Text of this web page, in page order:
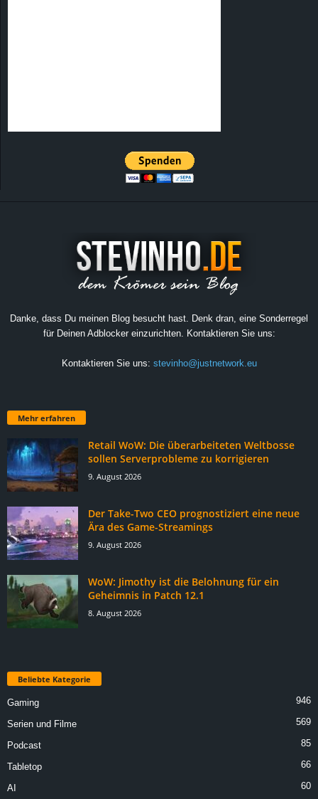
Danke, dass Du meinen Blog besucht hast. Denk dran, eine Sonderregel
für Deinen Adblocker einzurichten. Kontaktieren Sie uns:
Kontaktieren Sie uns: stevinho@justnetwork.eu
Mehr erfahren
Retail WoW: Die überarbeiteten Weltbosse
sollen Serverprobleme zu korrigieren
9. August 2026
Der Take-Two CEO prognostiziert eine neue
Ära des Game-Streamings
9. August 2026
WoW: Jimothy ist die Belohnung für ein
Geheimnis in Patch 12.1
8. August 2026
Beliebte Kategorie
Gaming 946
Serien und Filme 569
Podcast 85
Tabletop 66
AI 60